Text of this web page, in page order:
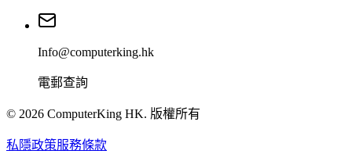
Info@computerking.hk
電郵查詢
© 2026 ComputerKing HK. 版權所有
私隱政策服務條款